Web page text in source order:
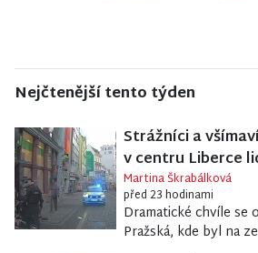
Nejčtenější tento týden
Strážníci a
v centru Liberce
Martina Škrabálková
před 23 hodinami
Dramatické chvíle se
Pražská, kde byl na